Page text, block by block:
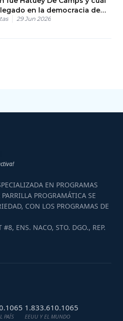
en la democracia de
29 Jun 2026
EN PROGRAMAS
PROGRAMÁTICA SE
CON LOS PROGRAMAS DE
#8, ENS. NACO, STO. DGO., REP.
PAÍS
1.833.610.1065
EEUU Y EL MUNDO